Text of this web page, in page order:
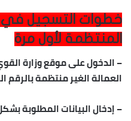
خطوات التسجيل في
المنتظمة لأول مرة
– الدخول على موقع وزارة
العمالة الغير منتظمة
– إدخال البيانات المطلوبة